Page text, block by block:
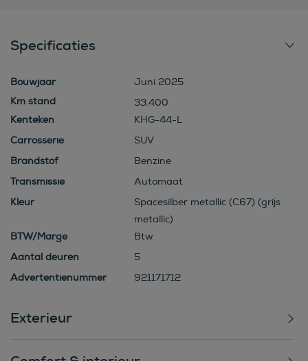
Specificaties
Bouwjaar
Juni 2025
33.400
Kenteken
KHG-44-L
Carrosserie
SUV
Brandstof
Benzine
Transmissie
Automaat
Kleur
Spacesilber metallic (C67) (grijs
metallic)
BTW/Marge
Btw
Aantal deuren
5
Advertentienummer
921171712
Exterieur